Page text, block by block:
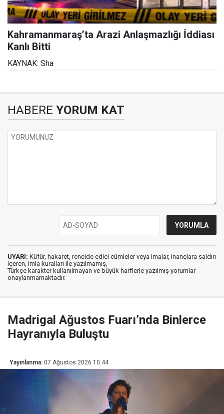
Kahramanmaraş’ta Arazi Anlaşmazlığı İddiası
Kanlı Bitti
KAYNAK: Sha
HABERE YORUM KAT
UYARI: Küfür, hakaret, rencide edici cümleler veya imalar, inançlara saldırı
içeren, imla kuralları ile yazılmamış,
Türkçe karakter kullanılmayan ve büyük harflerle yazılmış yorumlar
onaylanmamaktadır.
Madrigal Ağustos Fuarı’nda Binlerce
Hayranıyla Buluştu
Yayınlanma: 07 Ağustos 2026 10:44